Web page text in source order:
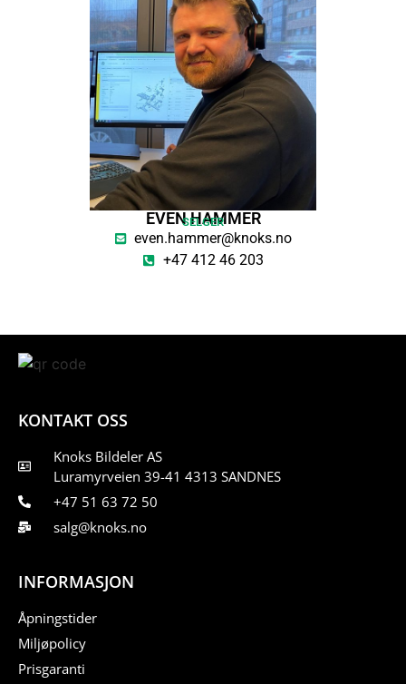
EVEN HAMMER
SELGER
even.hammer@knoks.no
+47 412 46 203
KONTAKT OSS
Knoks Bildeler AS
Luramyrveien 39-41 4313 SANDNES
+47 51 63 72 50
salg@knoks.no
INFORMASJON
Åpningstider
Miljøpolicy
Prisgaranti